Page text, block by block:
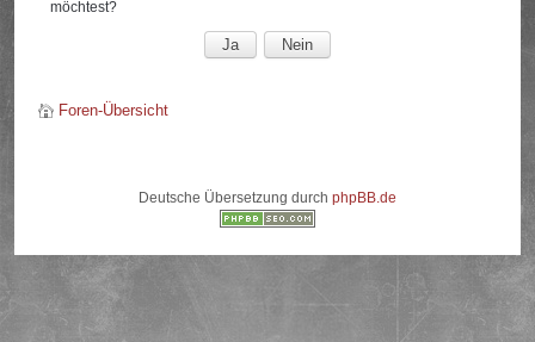
möchtest?
Foren-Übersicht
Deutsche Übersetzung durch phpBB.de